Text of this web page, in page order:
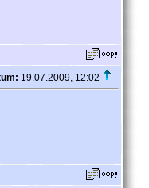
19.07.2009, 12:02